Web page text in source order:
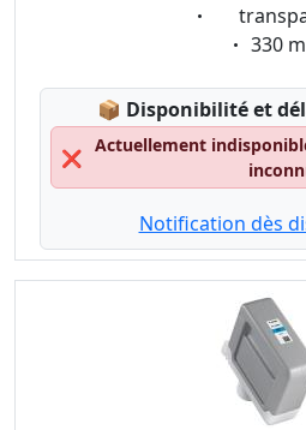
Eigenschaft:
330
📦 Lagerstatus:
Disponibilité et
❌
Actuellement
Notification dès